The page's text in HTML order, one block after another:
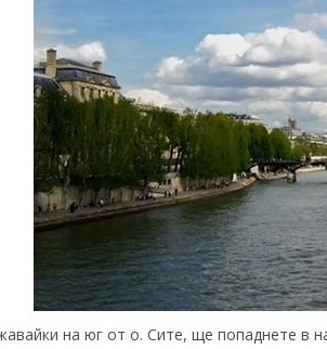
на юг от о. Сите, ще попаднете в